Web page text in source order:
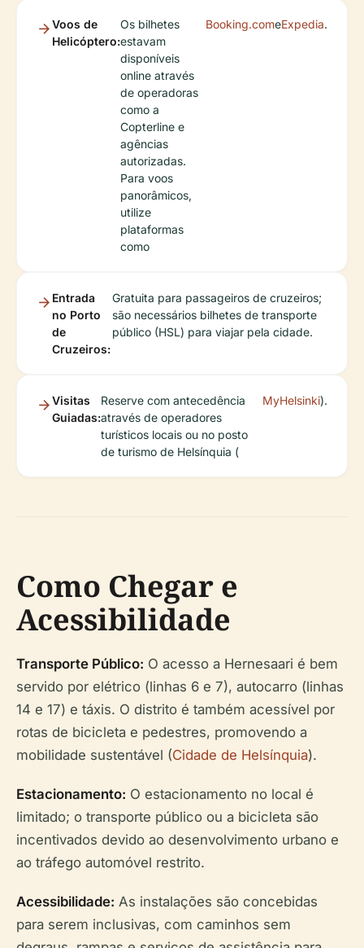
Voos de
Helicóptero:
Os bilhetes
estavam
disponíveis
online através
de operadoras
como a
Copterline e
agências
autorizadas.
Para voos
panorâmicos,
utilize
plataformas
como
Booking.comeExpedia.
Entrada
no Porto
de
Cruzeiros:
Gratuita para passageiros de cruzeiros;
são necessários bilhetes de transporte
público (HSL) para viajar pela cidade.
Visitas
Guiadas:
Reserve com antecedência
através de operadores
turísticos locais ou no posto
de turismo de Helsínquia (
MyHelsinki).
Como Chegar e
Acessibilidade
Transporte Público: O acesso a Hernesaari é bem
servido por elétrico (linhas 6 e 7), autocarro (linhas
14 e 17) e táxis. O distrito é também acessível por
rotas de bicicleta e pedestres, promovendo a
mobilidade sustentável (Cidade de Helsínquia).
Estacionamento: O estacionamento no local é
limitado; o transporte público ou a bicicleta são
incentivados devido ao desenvolvimento urbano e
ao tráfego automóvel restrito.
Acessibilidade: As instalações são concebidas
para serem inclusivas, com caminhos sem